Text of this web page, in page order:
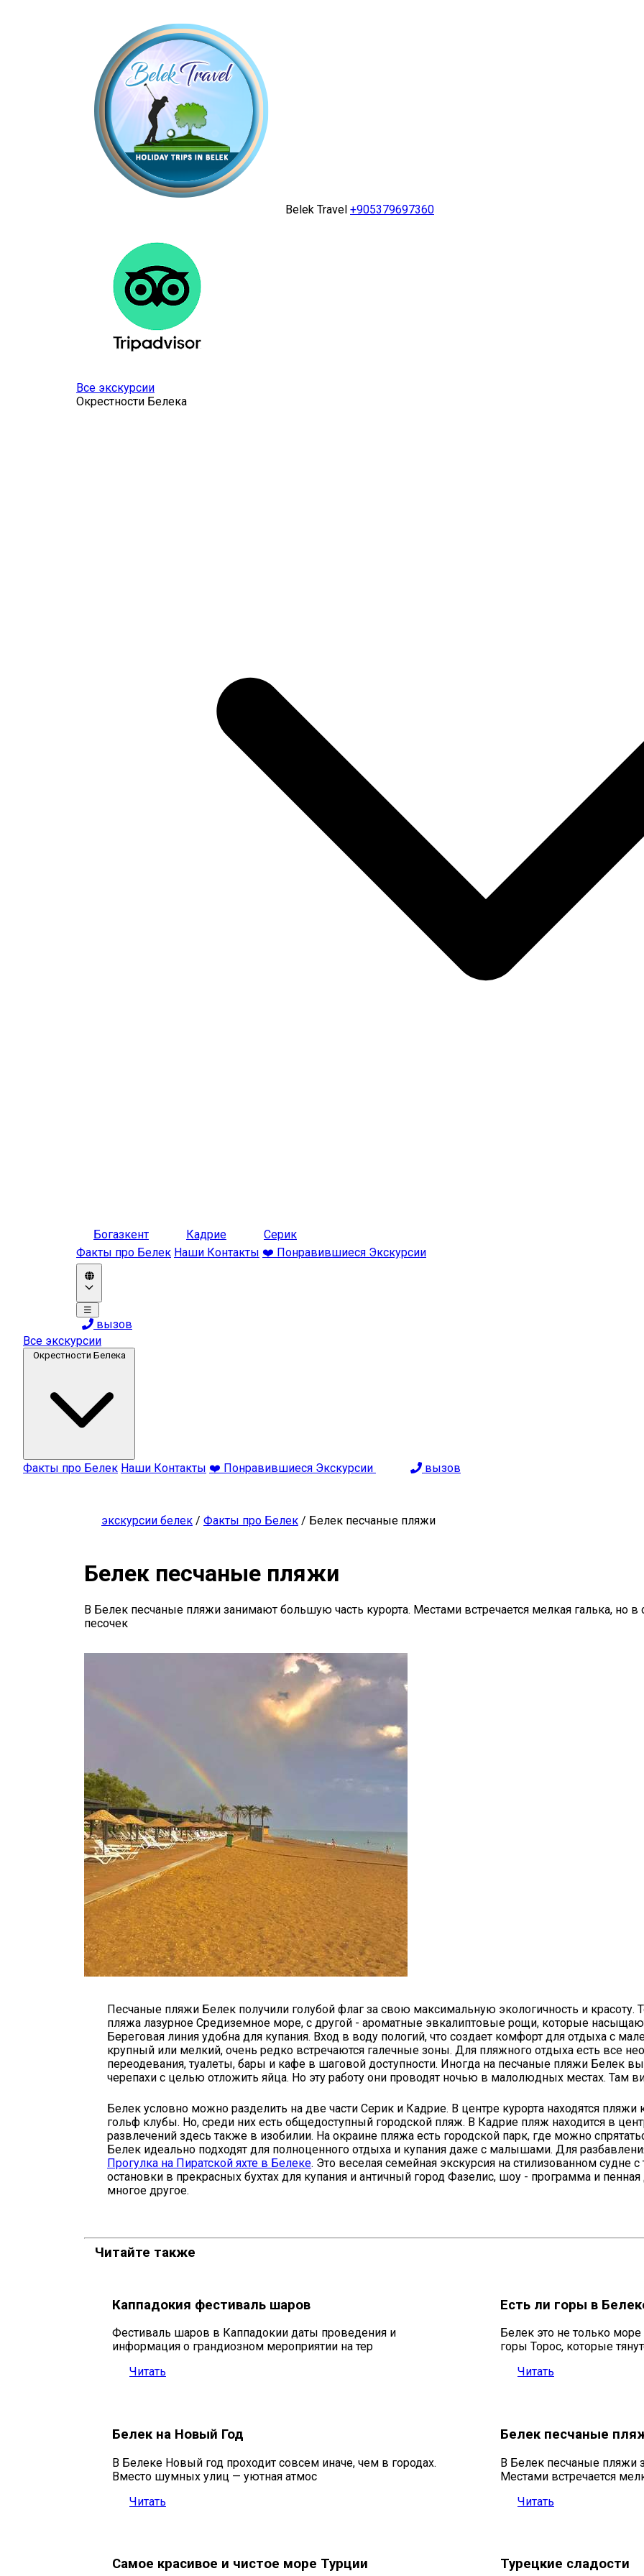
Belek Travel +905379697360
Все экскурсии
Окрестности Белека
Богазкент Кадрие
Серик
Факты про Белек Наши Контакты ❤️ Понравившиеся Экскурсии
☰
вызов
Все экскурсии
Окрестности Белека
Факты про Белек Наши Контакты ❤️ Понравившиеся Экскурсии вызов
экскурсии белек / Факты про Белек / Белек песчаные пляжи
Белек песчаные пляжи
В Белек песчаные пляжи занимают большую часть курорта. Местами встречается мелкая галька, но
песочек
Песчаные пляжи Белек получили голубой флаг за свою максимальную экологичность и красоту.
пляжа лазурное Средиземное море, с другой - ароматные эвкалиптовые рощи, которые
Береговая линия удобна для купания. Вход в воду пологий, что создает комфорт для отдыха с
крупный или мелкий, очень редко встречаются галечные зоны. Для пляжного отдыха есть все
переодевания, туалеты, бары и кафе в шаговой доступности. Иногда на песчаные пляжи Белек
черепахи с целью отложить яйца. Но эту работу они проводят ночью в малолюдных местах. Там
Белек условно можно разделить на две части Серик и Кадрие. В центре курорта находятся
гольф клубы. Но, среди них есть общедоступный городской пляж. В Кадрие пляж находится в
развлечений здесь также в изобилии. На окраине пляжа есть городской парк, где можно
Белек идеально подходят для полноценного отдыха и купания даже с малышами. Для
Прогулка на Пиратской яхте в Белеке. Это веселая семейная экскурсия на стилизованном судне
остановки в прекрасных бухтах для купания и античный город Фазелис, шоу - программа и
многое другое.
Читайте также
Каппадокия фестиваль шаров
Фестиваль шаров в Каппадокии даты проведения и
информация о грандиозном мероприятии на тер
Читать
Есть ли горы в
Белек это не только
горы Торос, которые
Читать
Белек на Новый Год
В Белеке Новый год проходит совсем иначе, чем в городах.
Вместо шумных улиц — уютная атмос
Читать
Белек песчаные
В Белек песчаные пляжи
Местами встречается
Читать
Самое красивое и чистое море Турции Турецкие сладости